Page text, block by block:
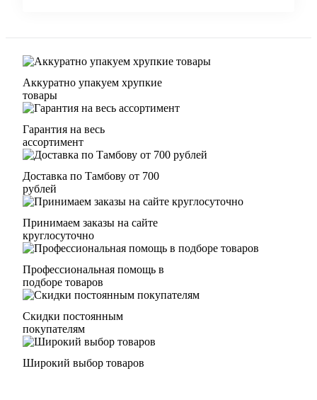
Аккуратно упакуем хрупкие
товары
Гарантия на весь
ассортимент
Доставка по Тамбову от 700
рублей
Принимаем заказы на сайте
круглосуточно
Профессиональная помощь в
подборе товаров
Скидки постоянным
покупателям
Широкий выбор товаров